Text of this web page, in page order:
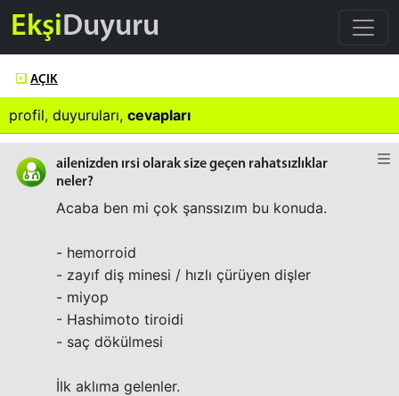
EkşiDuyuru
AÇIK
profil, duyuruları, cevapları
ailenizden ırsi olarak size geçen rahatsızlıklar
neler?
Acaba ben mi çok şanssızım bu konuda.
- hemorroid
- zayıf diş minesi / hızlı çürüyen dişler
- miyop
- Hashimoto tiroidi
- saç dökülmesi
İlk aklıma gelenler.